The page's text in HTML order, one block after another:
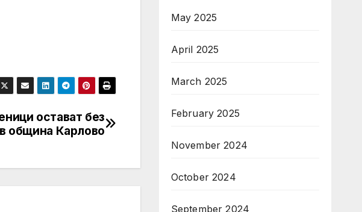
остават без
община Карлово
May 2025
April 2025
March 2025
February 2025
November 2024
October 2024
September 2024